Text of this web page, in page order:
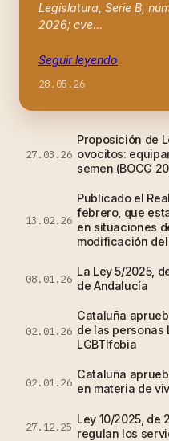
Legislatura, Serie B,
2026; cve…
Seguir leyendo
28.05.26
27.03.26
Proposición de
ovocitos:
semen (BOCG
13.02.26
Publicado el
febrero, que
en situaciones
modificación del
08.01.26
La Ley 5/2025,
de Andalucía
02.01.26
Cataluña
de las personas
LGBTIfobia
02.01.26
Cataluña
en materia de
27.12.25
Ley 10/2025, de
regulan los